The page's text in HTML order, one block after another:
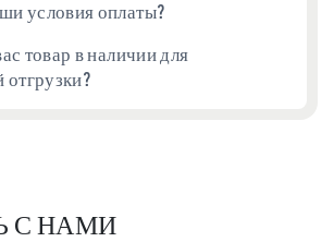
условия оплаты?
товар в наличии для
С НАМИ